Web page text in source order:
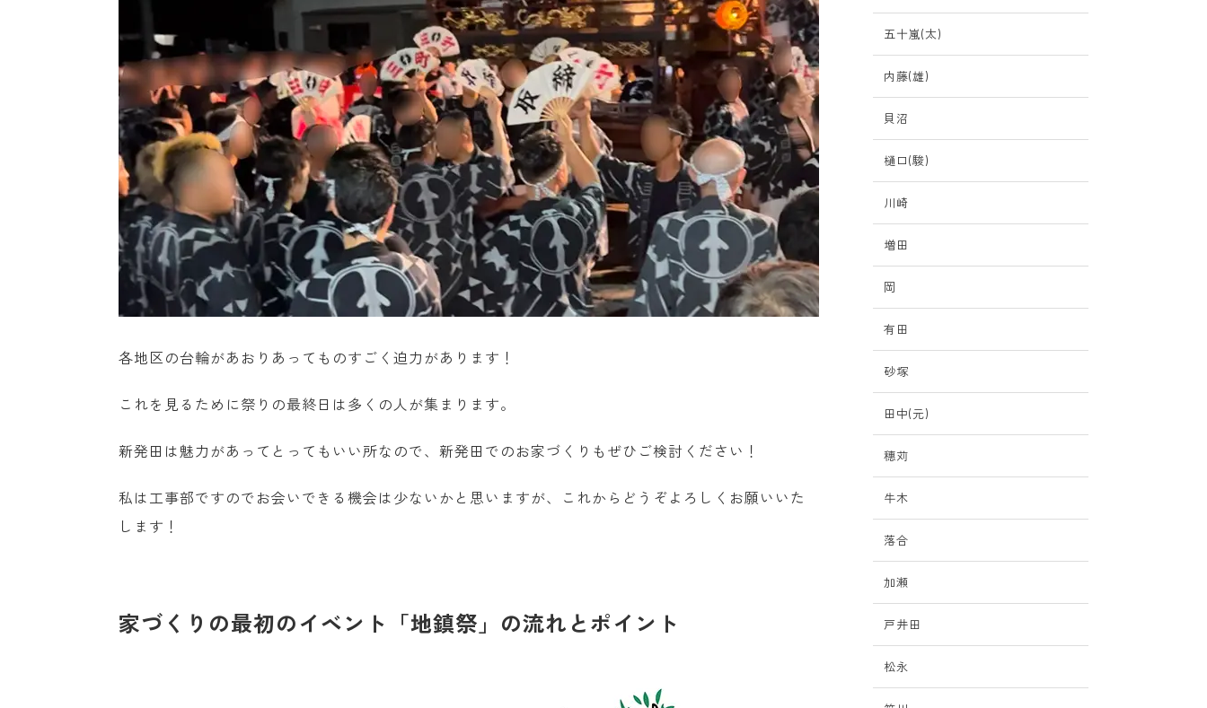
各地区の台輪があおりあってものすごく迫力があります！
これを見るために祭りの最終日は多くの人が集まります。
新発田は魅力があってとってもいい所なので、新発田でのお家づくりもぜひご検討ください！
私は工事部ですのでお会いできる機会は少ないかと思いますが、これからどうぞよろしくお願いいた
します！
家づくりの最初のイベント「地鎮祭」の流れとポイント
五十嵐(太)
内藤(雄)
貝沼
樋口(駿)
川崎
増田
岡
有田
砂塚
田中(元)
穗苅
牛木
落合
加瀬
戸井田
松永